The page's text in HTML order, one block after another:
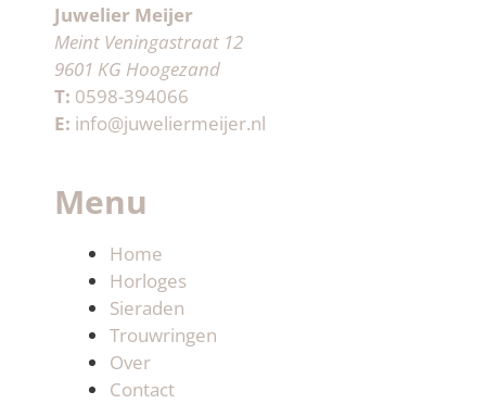
Juwelier Meijer
Meint Veningastraat 12
9601 KG Hoogezand
T: 0598-394066
E: info@juweliermeijer.nl
Menu
Home
Horloges
Sieraden
Trouwringen
Over
Contact